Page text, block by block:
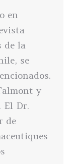
en
de la
se
y
El Dr.
de